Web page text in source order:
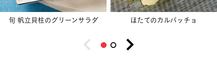
旬 帆立貝柱のグリーンサラダ ほたてのカルパッチョ